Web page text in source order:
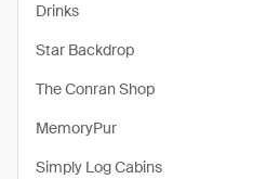
Drinks
Star Backdrop
The Conran Shop
MemoryPur
Simply Log Cabins